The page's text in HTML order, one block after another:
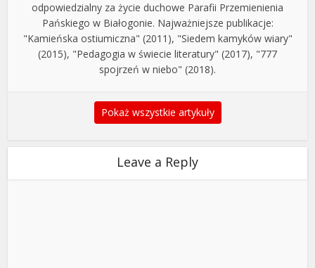
odpowiedzialny za życie duchowe Parafii Przemienienia
Pańskiego w Białogonie. Najważniejsze publikacje:
"Kamieńska ostiumiczna" (2011), "Siedem kamyków wiary"
(2015), "Pedagogia w świecie literatury" (2017), "777
spojrzeń w niebo" (2018).
Pokaż wszystkie artykuły
Leave a Reply